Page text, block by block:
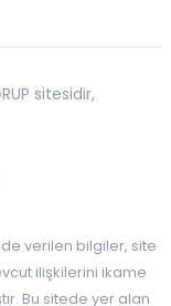
sitesidir,
verilen bilgiler, site
ilişkilerini ikame
Bu sitede yer alan